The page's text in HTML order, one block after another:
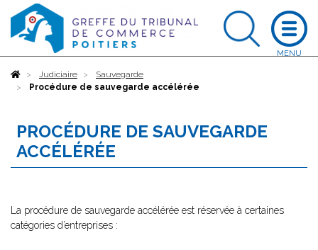
AccueilJudiciaire
Sauvegarde
Procédure de sauvegarde accélérée
PROCÉDURE DE SAUVEGARDE
ACCÉLÉRÉE
La procédure de sauvegarde accélérée est réservée à certaines
catégories d’entreprises :